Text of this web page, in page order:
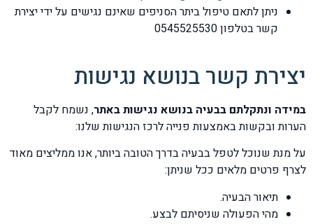
ניתן לתאם טיפול ביתר הסניפים שאינם נגישים על ידי יצירת
קשר בטלפון 0545525530
יצירת קשר בנושא נגישות
במידה ונתקלתם בבעיה בנושא נגישות באתר, נשמח לקבל
הערות ובקשות באמצעות פנייה לרכז הנגישות שלנו:
על מנת שנוכל לטפל בבעיה בדרך הטובה ביותר, אנו ממליצים מאוד
לצרף פרטים מלאים ככל שניתן:
תיאור הבעיה.
מהי הפעולה שניסיתם לבצע.